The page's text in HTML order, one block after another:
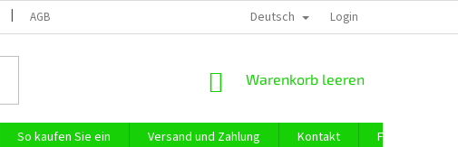
AGB IMPRESSUM ÜBER UNS
Deutsch Login
WARENKORB
Warenkorb leeren
So kaufen Sie ein Versand und Zahlung Kontakt
Firmeneinkauf